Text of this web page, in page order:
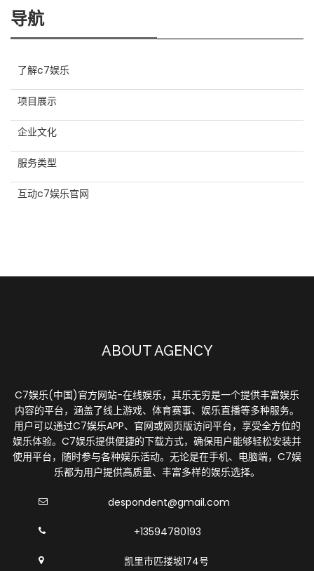
导航
了解c7娱乐
项目展示
企业文化
服务类型
互动c7娱乐官网
ABOUT AGENCY
C7娱乐(中国)官方网站-在线娱乐，其乐无穷是一个提供丰富娱乐
内容的平台，涵盖了线上游戏、体育赛事、娱乐直播等多种服务。
用户可以通过C7娱乐APP、官网或网页版访问平台，享受全方位的
娱乐体验。C7娱乐提供便捷的下载方式，确保用户能够轻松安装并
使用平台，随时参与各种娱乐活动。无论是在手机、电脑端，C7娱
乐都为用户提供高质量、丰富多样的娱乐选择。
despondent@gmail.com
+13594780193
凯里市匹搂坡174号